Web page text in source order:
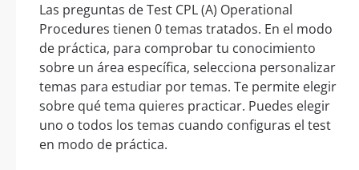
Las preguntas de Test CPL (A) Operational
Procedures tienen 0 temas tratados. En el modo
de práctica, para comprobar tu conocimiento
sobre un área específica, selecciona personalizar
temas para estudiar por temas. Te permite elegir
sobre qué tema quieres practicar. Puedes elegir
uno o todos los temas cuando configuras el test
en modo de práctica.